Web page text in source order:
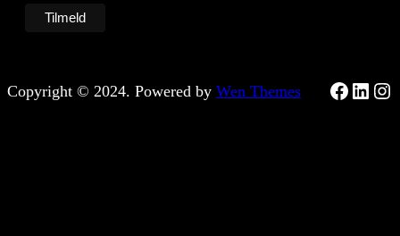
Copyright © 2024. Powered by Wen Themes